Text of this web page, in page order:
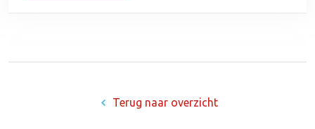
Terug naar overzicht